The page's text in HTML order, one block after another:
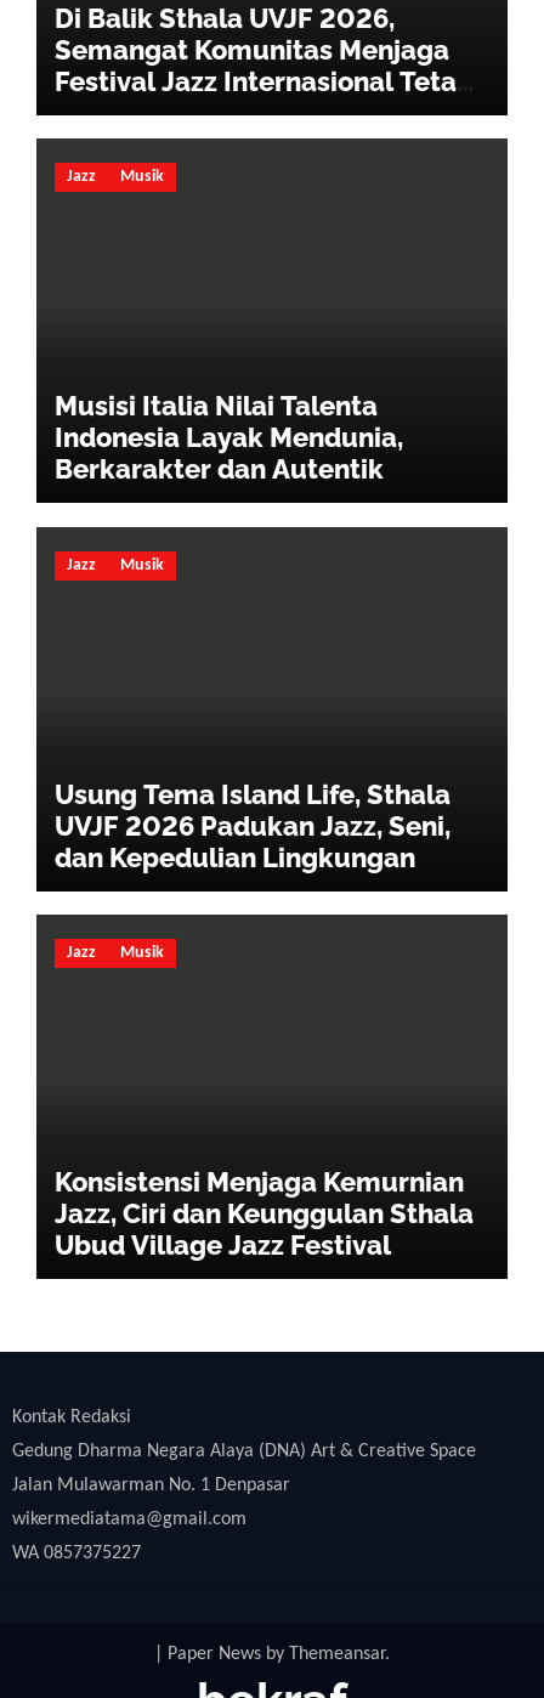
Di Balik Sthala UVJF 2026,
Semangat Komunitas Menjaga
Festival Jazz Internasional Tetap
Hidup
Jazz Musik
Musisi Italia Nilai Talenta
Indonesia Layak Mendunia,
Berkarakter dan Autentik
Jazz Musik
Usung Tema Island Life, Sthala
UVJF 2026 Padukan Jazz, Seni,
dan Kepedulian Lingkungan
Jazz Musik
Konsistensi Menjaga Kemurnian
Jazz, Ciri dan Keunggulan Sthala
Ubud Village Jazz Festival
Kontak Redaksi
Gedung Dharma Negara Alaya (DNA) Art & Creative Space
Jalan Mulawarman No. 1 Denpasar
wikermediatama@gmail.com
WA 0857375227
Paper News by Themeansar.